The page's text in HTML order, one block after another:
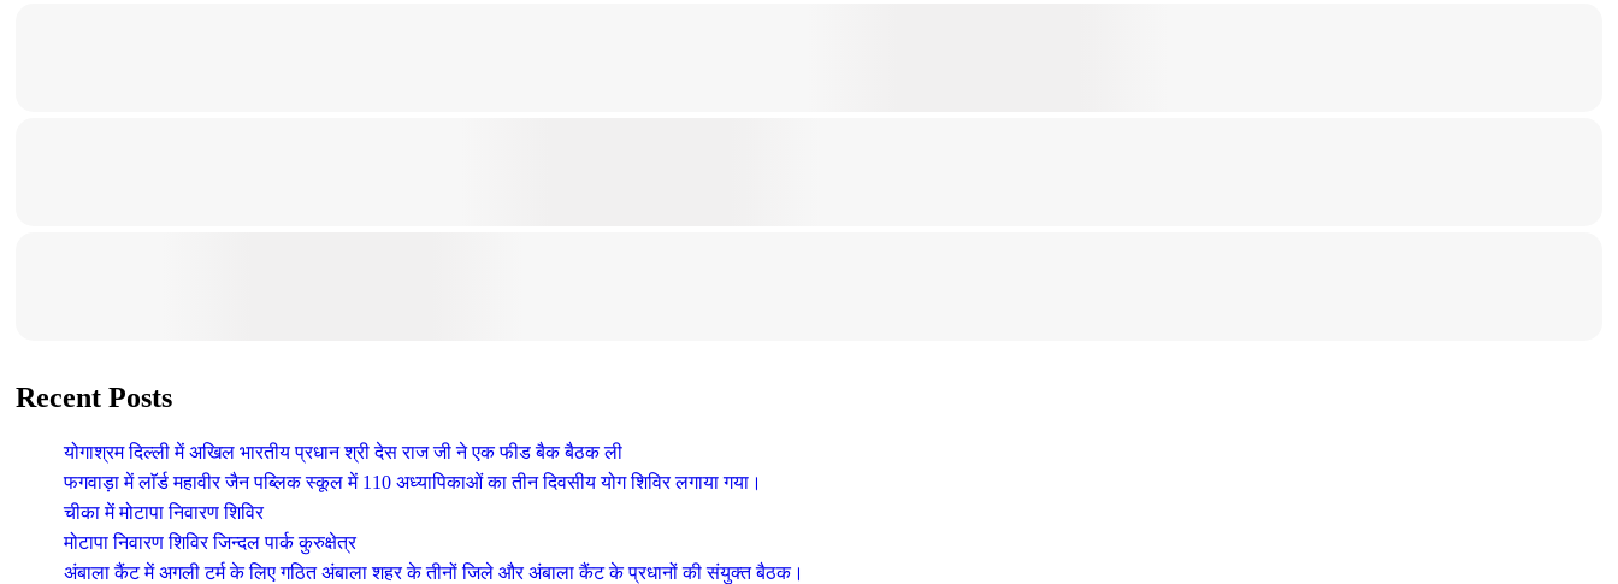
Recent Posts
योगाश्रम दिल्ली में अखिल भारतीय प्रधान श्री देस राज जी ने एक फीड बैक बैठक ली
फगवाड़ा में लाॅर्ड महावीर जैन पब्लिक स्कूल में 110 अध्यापिकाओं का तीन दिवसीय योग शिविर लगाया गया।
चीका में मोटापा निवारण शिविर
मोटापा निवारण शिविर जिन्दल पार्क कुरुक्षेत्र
अंबाला कैंट में अगली टर्म के लिए गठित अंबाला शहर के तीनों जिले और अंबाला कैंट के प्रधानों की संयुक्त बैठक।